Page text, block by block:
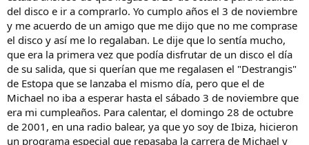
del disco e ir a comprarlo. Yo cumplo años el 3 de noviembre
y me acuerdo de un amigo que me dijo que no me comprase
el disco y así me lo regalaban. Le dije que lo sentía mucho,
que era la primera vez que podía disfrutar de un disco el día
de su salida, que si querían que me regalasen el "Destrangis"
de Estopa que se lanzaba el mismo día, pero que el de
Michael no iba a esperar hasta el sábado 3 de noviembre que
era mi cumpleaños. Para calentar, el domingo 28 de octubre
de 2001, en una radio balear, ya que yo soy de Ibiza, hicieron
un programa especial que repasaba la carrera de Michael y